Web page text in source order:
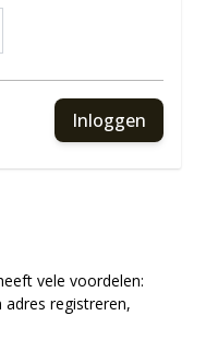
Inloggen
vele voordelen:
registreren,